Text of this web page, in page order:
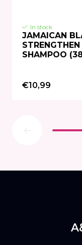
In stock
JAMAICAN
SHAMPOO
€10,99